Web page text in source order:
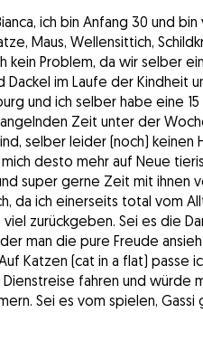
ich bin Anfang 30 und
Maus, Wellensittich,
kein Problem, da wir selber
Dackel im Laufe der Kindheit
und ich selber habe eine
Zeit unter der
selber leider (noch) keinen
desto mehr auf Neue
super gerne Zeit mit
da ich einerseits total vom
zurückgeben. Sei es die
man die pure Freude
Katzen (cat in a flat) passe
fahren und würde
Sei es vom spielen,